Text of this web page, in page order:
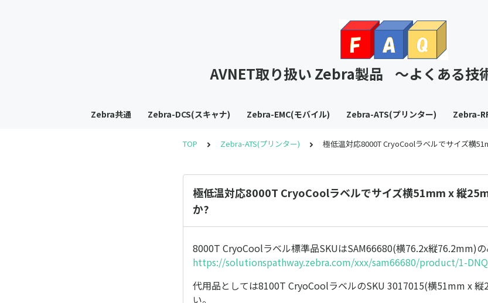
AVNET取り扱い Zebra製品 ～よくある技
Zebra共通 Zebra-DCS(スキャナ) Zebra-EMC(モバイル) Zebra-ATS(プリンター) Zebra-
TOP Zebra-ATS(プリンター) 極低温対応8000T CryoCoolラベルでサイズ横
極低温対応8000T CryoCoolラベルでサイズ横51mm x 縦
か?
8000T CryoCoolラベル標準品SKUはSAM66680(横76.2x縦76.2mm)の
https://solutionspathway.zebra.com/xxx/sam66680/product/1-
代用品としては8100T CryoCoolラベルのSKU 3017015(横51mm x
い。